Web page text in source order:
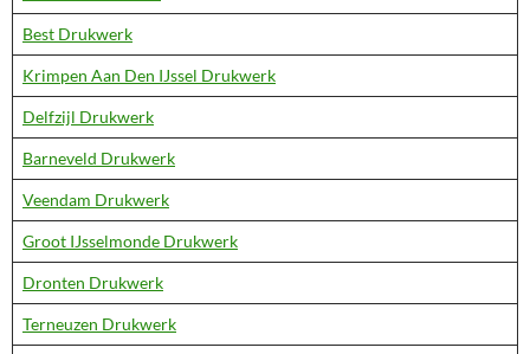
Best Drukwerk
Krimpen Aan Den IJssel Drukwerk
Delfzijl Drukwerk
Barneveld Drukwerk
Veendam Drukwerk
Groot IJsselmonde Drukwerk
Dronten Drukwerk
Terneuzen Drukwerk